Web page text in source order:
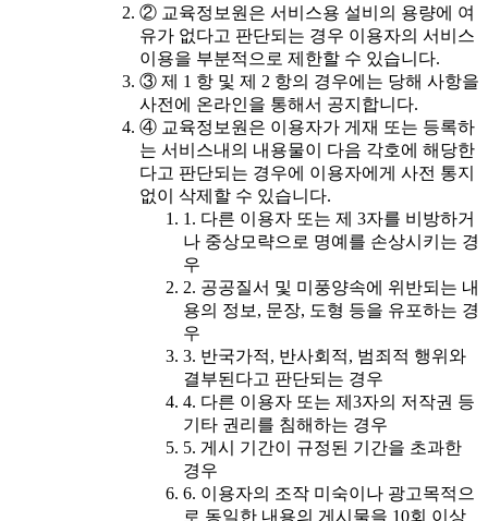
② 교육정보원은 서비스용 설비의 용량에 여
유가 없다고 판단되는 경우 이용자의 서비스
이용을 부분적으로 제한할 수 있습니다.
③ 제 1 항 및 제 2 항의 경우에는 당해 사항을
사전에 온라인을 통해서 공지합니다.
④ 교육정보원은 이용자가 게재 또는 등록하
는 서비스내의 내용물이 다음 각호에 해당한
다고 판단되는 경우에 이용자에게 사전 통지
없이 삭제할 수 있습니다.
1. 다른 이용자 또는 제 3자를 비방하거
나 중상모략으로 명예를 손상시키는 경
우
2. 공공질서 및 미풍양속에 위반되는 내
용의 정보, 문장, 도형 등을 유포하는 경
우
3. 반국가적, 반사회적, 범죄적 행위와
결부된다고 판단되는 경우
4. 다른 이용자 또는 제3자의 저작권 등
기타 권리를 침해하는 경우
5. 게시 기간이 규정된 기간을 초과한
경우
6. 이용자의 조작 미숙이나 광고목적으
로 동일한 내용의 게시물을 10회 이상